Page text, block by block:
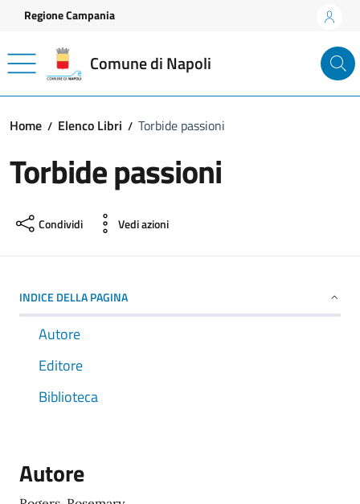
Vai ai contenuti
Vai al footer
Regione Campania
Comune di Napoli
Home Elenco Libri Torbide passioni
Torbide passioni
Condividi Vedi azioni
INDICE DELLA PAGINA
Autore
Editore
Biblioteca
Autore